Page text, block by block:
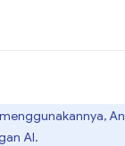
AI.